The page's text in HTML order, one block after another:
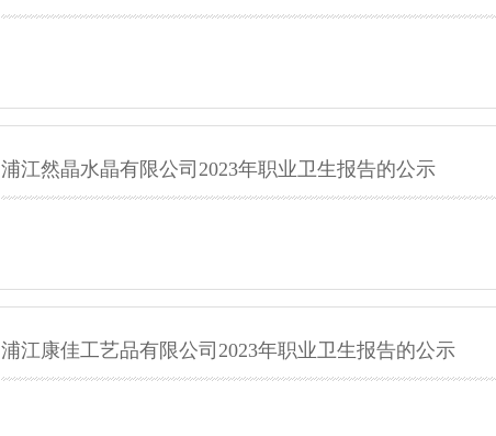
浦江然晶水晶有限公司2023年职业卫生报告的公示
浦江康佳工艺品有限公司2023年职业卫生报告的公示